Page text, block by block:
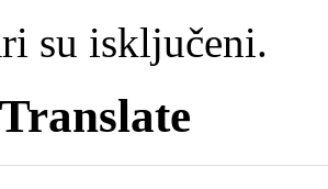
su isključeni.